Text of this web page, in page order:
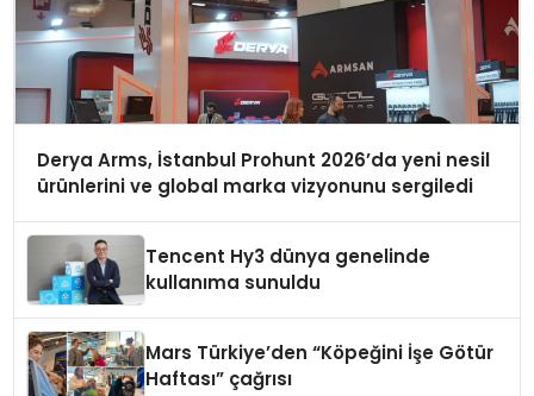
Derya Arms, İstanbul Prohunt 2026’da yeni nesil
ürünlerini ve global marka vizyonunu sergiledi
Tencent Hy3 dünya genelinde
kullanıma sunuldu
Mars Türkiye’den “Köpeğini İşe Götür
Haftası” çağrısı